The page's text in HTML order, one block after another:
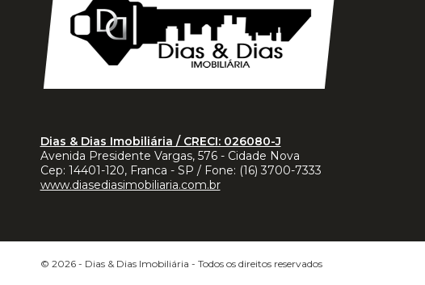
Dias & Dias Imobiliária / CRECI: 026080-J
Avenida Presidente Vargas, 576 - Cidade Nova
Cep: 14401-120, Franca - SP / Fone: (16) 3700-7333
www.diasediasimobiliaria.com.br
© 2026 - Dias & Dias Imobiliária - Todos os direitos reservados